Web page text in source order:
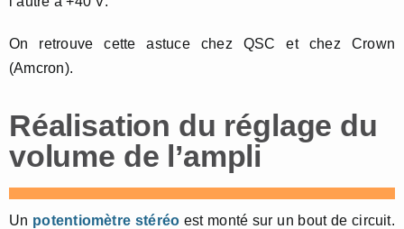
On retrouve cette astuce chez QSC et chez Crown
(Amcron).
Réalisation du réglage du
volume de l’ampli
Un potentiomètre stéréo est monté sur un bout de circuit.